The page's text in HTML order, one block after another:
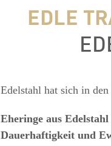
EDLE
Edelstahl hat sich in
Eheringe aus
Dauerhaftigkeit und